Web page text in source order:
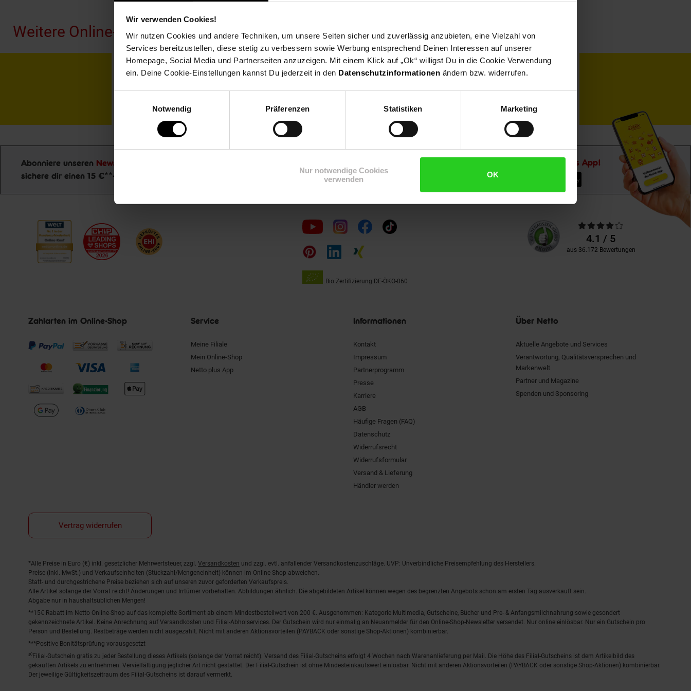
Wir verwenden Cookies!
Wir nutzen Cookies und andere Techniken, um unsere Seiten sicher und zuverlässig anzubieten, eine Vielzahl von
Services bereitzustellen, diese stetig zu verbessern sowie Werbung entsprechend Deinen Interessen auf unserer
Homepage, Social Media und Partnerseiten anzuzeigen. Mit einem Klick auf „Ok“ willigst Du in die Cookie Verwendung
ein. Deine Cookie-Einstellungen kannst Du jederzeit in den Datenschutzinformationen ändern bzw. widerrufen.
Notwendig
Präferenzen Statistiken Marketing
Nur notwendige Cookies
verwenden
OK
Weitere Online-Angebote
Netto Reisen TV-Shop Weinwelt Rezeptwelt NettoKOM Karriere
Newsletter Anmeldung
Abonniere unseren Newsletter
sichere dir einen 15 €**-Gutschein!
15€
Gutschein
Jetzt zum Newsletter anmelden
Netto plus App!
Folge
uns
auf
Bio Zertifizierung DE-ÖKO-060
Unsere
Kundenbewertungen
Durchschnittliche
Bewertungen4.1 / 5
aus 36.172 Bewertungen
Zahlarten im Online-Shop Service
Meine Filiale
Mein Online-Shop
Netto plus App
Informationen
Kontakt
Impressum
Partnerprogramm
Presse
Karriere
AGB
Häufige Fragen (FAQ)
Datenschutz
Widerrufsrecht
Widerrufsformular
Versand & Lieferung
Händler werden
Über Netto
Aktuelle Angebote und Services
Verantwortung, Qualitätsversprechen und
Markenwelt
Partner und Magazine
Spenden und Sponsoring
Vertrag widerrufen
Fußnoten
*Alle Preise in Euro (€) inkl. gesetzlicher Mehrwertsteuer, zzgl. Versandkosten und zzgl. evtl. anfallender Versandkostenzuschläge. UVP: Unverbindliche Preisempfehlung des Herstellers.
Preise (inkl. MwSt.) und Verkaufseinheiten (Stückzahl/Mengeneinheit) können im Online-Shop abweichen.
Statt- und durchgestrichene Preise beziehen sich auf unseren zuvor geforderten Verkaufspreis.
Alle Artikel solange der Vorrat reicht! Änderungen und Irrtümer vorbehalten. Abbildungen ähnlich. Die abgebildeten Artikel können wegen des begrenzten Angebots schon am ersten Tag ausverkauft sein.
Abgabe nur in haushaltsüblichen Mengen!
**15€ Rabatt im Netto Online-Shop auf das komplette Sortiment ab einem Mindestbestellwert von 200 €. Ausgenommen: Kategorie Multimedia, Gutscheine, Bücher und Pre- & Anfangsmilchnahrung sowie gesondert
gekennzeichnete Artikel. Keine Anrechnung auf Versandkosten und Filial-Abholservices. Der Gutschein wird nur einmalig an Neuanmelder für den Online-Shop-Newsletter versendet. Nur online einlösbar. Nur ein Gutschein pro
Person und Bestellung. Restbeträge werden nicht ausgezahlt. Nicht mit anderen Aktionsvorteilen (PAYBACK oder sonstige Shop-Aktionen) kombinierbar.
***Positive Bonitätsprüfung vorausgesetzt
²⁰Filial-Gutschein gratis zu jeder Bestellung dieses Artikels (solange der Vorrat reicht). Versand des Filial-Gutscheins erfolgt 4 Wochen nach Warenanlieferung per Mail. Die Höhe des Filial-Gutscheins ist dem Artikelbild des
gekauften Artikels zu entnehmen. Vervielfältigung jeglicher Art nicht gestattet. Der Filial-Gutschein ist ohne Mindesteinkaufswert einlösbar. Nicht mit anderen Aktionsvorteilen (PAYBACK oder sonstige Shop-Aktionen) kombinierbar.
Der jeweilige Gültigkeitszeitraum des Filial-Gutscheins ist darauf vermerkt.